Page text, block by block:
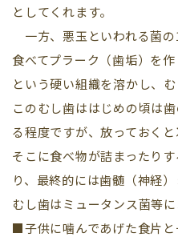
としてくれます。
一方、悪玉といわれる菌
食べてプラーク（歯垢）を
という硬い組織を溶かし、む
このむし歯ははじめの頃は
る程度ですが、放っておく
そこに食べ物が詰まったり
り、最終的には歯髄（神経
むし歯はミュータンス菌等に
■子供に噛んであげた食片と